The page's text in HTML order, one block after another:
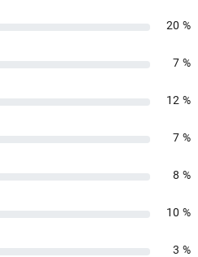
20 %
7 %
12 %
7 %
8 %
10 %
3 %